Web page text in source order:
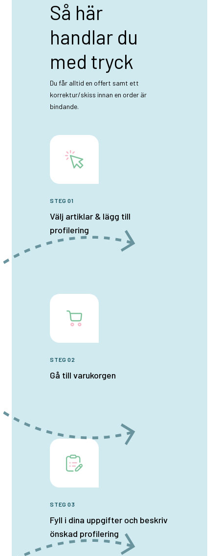
Så här
handlar du
med tryck
Du får alltid en offert samt ett
korrektur/skiss innan en order är
bindande.
STEG 01
Välj artiklar & lägg till
profilering
STEG 02
Gå till varukorgen
STEG 03
Fyll i dina uppgifter och beskriv
önskad profilering